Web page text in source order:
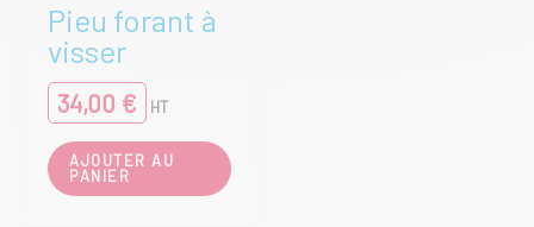
Pieu forant à
visser
34,00 € HT
AJOUTER AU
PANIER